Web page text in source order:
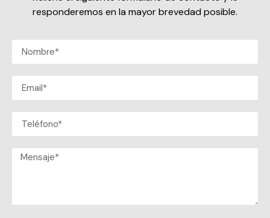
responderemos en la mayor brevedad posible.